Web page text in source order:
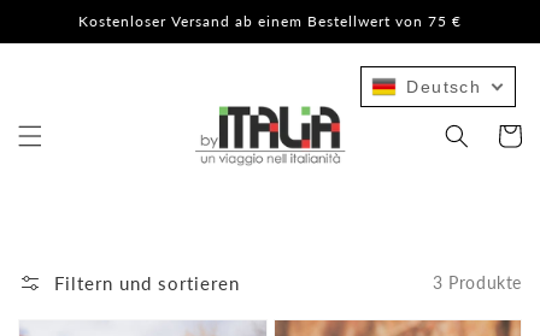
Inhalt
Kostenloser Versand ab einem Bestellwert von 75 €
Filtern und sortieren 3 Produkte
Deutsch